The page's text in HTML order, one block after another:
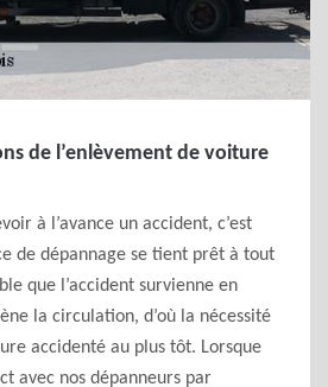
de l’enlèvement de voiture
à l’avance un accident, c’est
de dépannage se tient prêt à tout
que l’accident survienne en
la circulation, d’où la nécessité
accidenté au plus tôt. Lorsque
avec nos dépanneurs par